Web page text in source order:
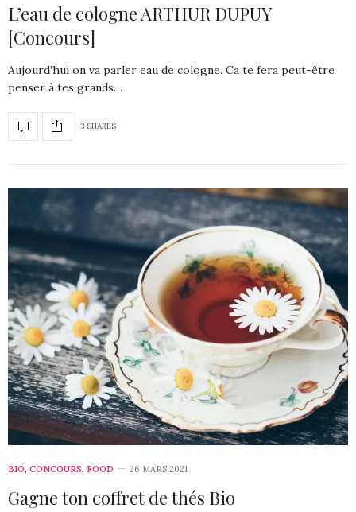
L’eau de cologne ARTHUR DUPUY
[Concours]
Aujourd’hui on va parler eau de cologne. Ca te fera peut-être
penser à tes grands…
3 SHARES
BIO, CONCOURS, FOOD 26 MARS 2021
Gagne ton coffret de thés Bio